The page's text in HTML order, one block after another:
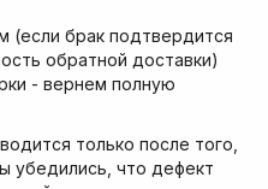
(если брак подтвердится
обратной доставки)
- вернем полную
только после того,
убедились, что дефект